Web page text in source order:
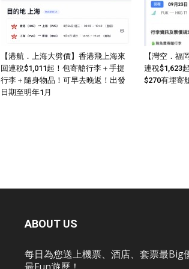
【港航．上海大劈價】香港飛上海來
回連稅$1,011起！包寄艙行李＋手提
行李＋隨身物品！可早去晚返！出發
日期至明年1月
【灣空．福
連稅$1,623
$270有埋寄
ABOUT US
每日為您送上機票、酒店、套票最Big